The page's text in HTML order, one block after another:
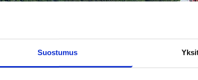
Suostumus